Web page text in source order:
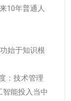
10年普通人
始于知识根
：技术管理
能投入当中